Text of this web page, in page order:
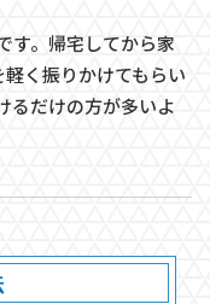
す。帰宅してから家
く振りかけてもらい
るだけの方が多いよ